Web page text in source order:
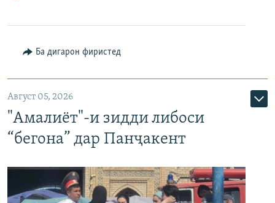
Ба дигарон фиристед
Август 05, 2026
"Амалиёт"-и зидди либоси
“бегона” дар Панҷакент